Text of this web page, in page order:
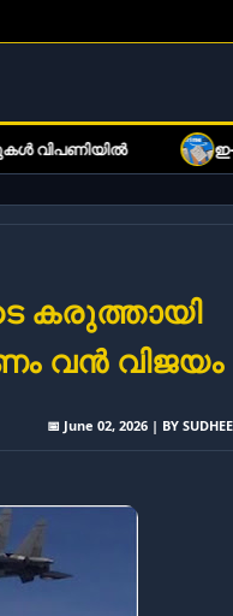
ഇ-ബുക്ക് വായനക്കാരുടെ
കരുത്തായി
വൻ വിജയം
📅 June 02, 2026 | BY